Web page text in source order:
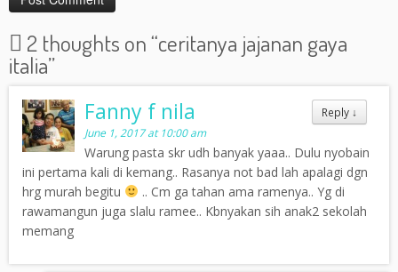
2 thoughts on “ceritanya jajanan gaya
italia”
Reply ↓
Fanny f nila
June 1, 2017 at 10:00 am
Warung pasta skr udh banyak yaaa.. Dulu nyobain
ini pertama kali di kemang.. Rasanya not bad lah apalagi dgn
hrg murah begitu
.. Cm ga tahan ama ramenya.. Yg di
rawamangun juga slalu ramee.. Kbnyakan sih anak2 sekolah
memang